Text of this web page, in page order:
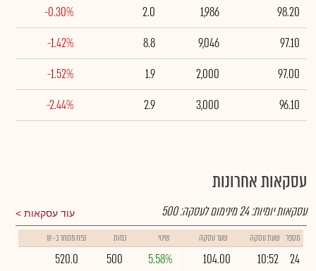
98.20
1,986
2.0
-0.30%
97.10
9,046
8.8
-1.42%
97.00
2,000
1.9
-1.52%
96.10
3,000
2.9
-2.44%
עסקאות אחרונות
עוד עסקאות עסקאות יומיות:24מינימום לעסקה:500
מספר שעת עסקה שער עסקה שינוי כמות נפח מסחר ב- ₪
24
10:52
104.00
5.58%
500
520.0